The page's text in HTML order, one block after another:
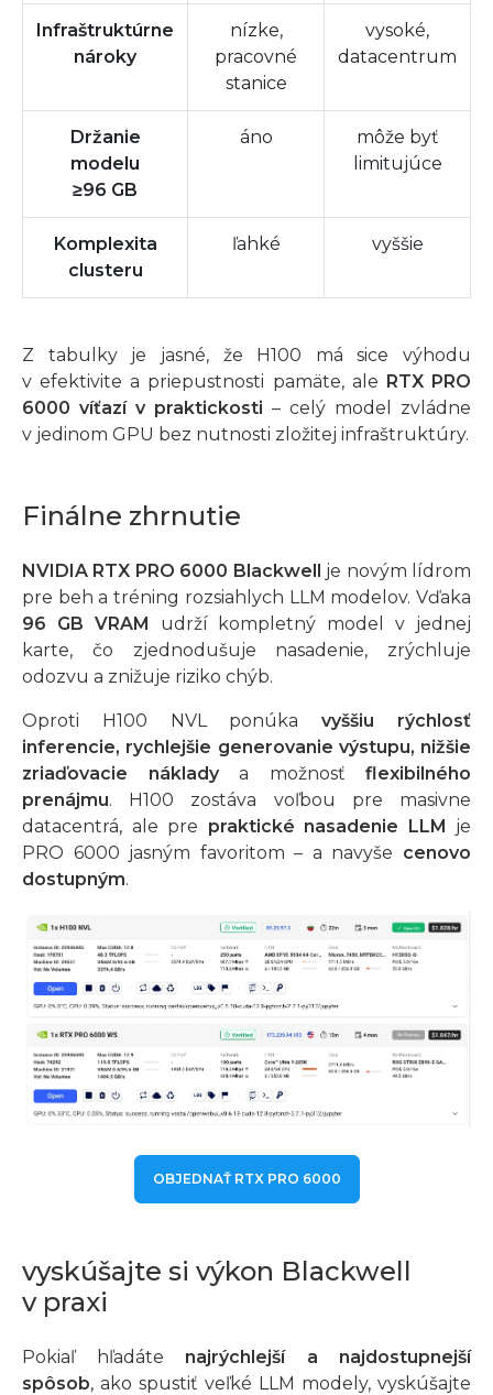
Infraštruktúrne
nároky
nízke,
pracovné
stanice
vysoké,
datacentrum
Držanie
modelu
≥96 GB
áno
môže byť
limitujúce
Komplexita
clusteru
ľahké vyššie
Z tabulky je jasné, že H100 má sice výhodu
v efektivite a priepustnosti pamäte, ale RTX PRO
6000 víťazí v praktickosti – celý model zvládne
v jedinom GPU bez nutnosti zložitej infraštruktúry.
Finálne zhrnutie
NVIDIA RTX PRO 6000 Blackwell
je novým lídrom
pre beh a tréning rozsiahlych LLM modelov. Vďaka
96 GB VRAM
udrží kompletný model v jednej
karte, čo zjednodušuje nasadenie, zrýchluje
odozvu a znižuje riziko chýb.
Oproti H100 NVL ponúkavyššiu rýchlosť
inferencie, rychlejšie generovanie výstupu, nižšie
zriaďovacie nákladya možnosť flexibilného
prenájmu. H100 zostáva voľbou pre masivne
datacentrá, ale pre praktické nasadenie LLM
je
PRO 6000 jasným favoritom – a navyše cenovo
dostupným.
OBJEDNAŤ RTX PRO 6000
vyskúšajte si výkon Blackwell
v praxi
Pokiaľ hľadáte najrýchlejší a najdostupnejší
spôsob, ako spustiť veľké LLM modely, vyskúšajte